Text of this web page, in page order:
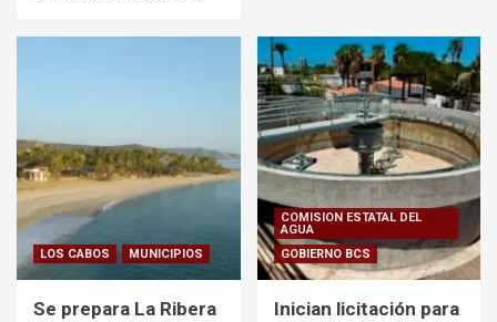
LOS CABOS MUNICIPIOS
Se prepara La Ribera
COMISION ESTATAL DEL
AGUA
GOBIERNO BCS
Inician licitación para